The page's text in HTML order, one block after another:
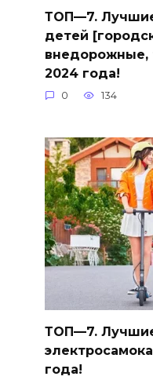
ТОП—7.
детей
внедорожные,
2024 года!
0 134
ТОП—7.
года!